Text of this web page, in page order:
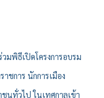
มพิธีเปิดโครงการอบรม
ชการ นักการเมือง
นทั่วไป ในเทศกาลเข้า